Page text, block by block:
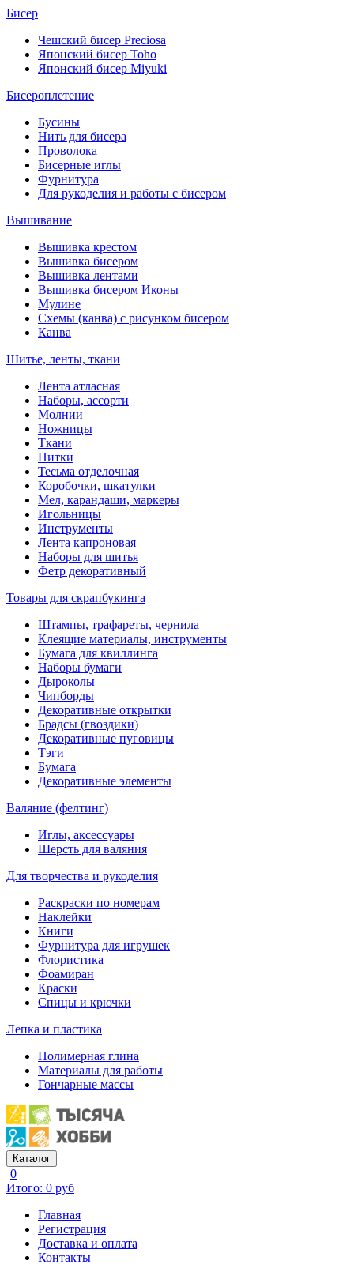
Бисер
Чешский бисер Preciosa
Японский бисер Toho
Японский бисер Miyuki
Бисероплетение
Бусины
Нить для бисера
Проволока
Бисерные иглы
Фурнитура
Для рукоделия и работы с бисером
Вышивание
Вышивка крестом
Вышивка бисером
Вышивка лентами
Вышивка бисером Иконы
Мулине
Схемы (канва) с рисунком бисером
Канва
Шитье, ленты, ткани
Лента атласная
Наборы, ассорти
Молнии
Ножницы
Ткани
Нитки
Тесьма отделочная
Коробочки, шкатулки
Мел, карандаши, маркеры
Игольницы
Инструменты
Лента капроновая
Наборы для шитья
Фетр декоративный
Товары для скрапбукинга
Штампы, трафареты, чернила
Клеящие материалы, инструменты
Бумага для квиллинга
Наборы бумаги
Дыроколы
Чипборды
Декоративные открытки
Брадсы (гвоздики)
Декоративные пуговицы
Тэги
Бумага
Декоративные элементы
Валяние (фелтинг)
Иглы, аксессуары
Шерсть для валяния
Для творчества и рукоделия
Раскраски по номерам
Наклейки
Книги
Фурнитура для игрушек
Флористика
Фоамиран
Краски
Спицы и крючки
Лепка и пластика
Полимерная глина
Материалы для работы
Гончарные массы
Каталог
0
Итого: 0 руб
Главная
Регистрация
Доставка и оплата
Контакты